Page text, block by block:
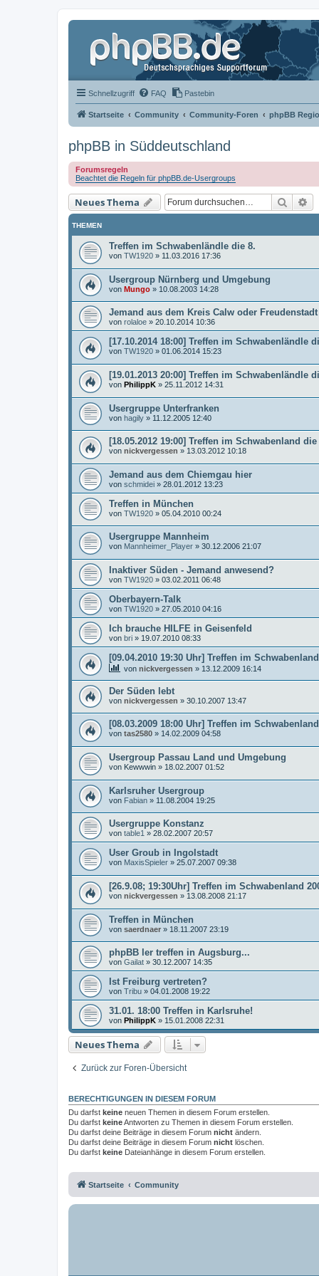
Schnellzugriff FAQ Pastebin
Startseite Community Community-Foren phpBB
phpBB in Süddeutschland
Forumsregeln
Beachtet die Regeln für phpBB.de-Usergroups
Neues Thema Suche
THEMEN
Treffen im Schwabenländle die 8.
von TW1920 » 11.03.2016 17:36
Usergroup Nürnberg und Umgebung
von Mungo » 10.08.2003 14:28
Jemand aus dem Kreis Calw oder
von rolaloe » 20.10.2014 10:36
[17.10.2014 18:00] Treffen im Schwabenländle
von TW1920 » 01.06.2014 15:23
[19.01.2013 20:00] Treffen im Schwabenländle
von PhilippK » 25.11.2012 14:31
Usergruppe Unterfranken
von hagily » 11.12.2005 12:40
[18.05.2012 19:00] Treffen im Schwabenland die
von nickvergessen » 13.03.2012 10:18
Jemand aus dem Chiemgau hier
von schmidei » 28.01.2012 13:23
Treffen in München
von TW1920 » 05.04.2010 00:24
Usergruppe Mannheim
von Mannheimer_Player » 30.12.2006 21:07
Inaktiver Süden - Jemand anwesend?
von TW1920 » 03.02.2011 06:48
Oberbayern-Talk
von TW1920 » 27.05.2010 04:16
Ich brauche HILFE in Geisenfeld
von bri » 19.07.2010 08:33
[09.04.2010 19:30 Uhr] Treffen im
von nickvergessen » 13.12.2009 16:14
Der Süden lebt
von nickvergessen » 30.10.2007 13:47
[08.03.2009 18:00 Uhr] Treffen im
von tas2580 » 14.02.2009 04:58
Usergroup Passau Land und Umgebung
von Kewwwin » 18.02.2007 01:52
Karlsruher Usergroup
von Fabian » 11.08.2004 19:25
Usergruppe Konstanz
von table1 » 28.02.2007 20:57
User Groub in Ingolstadt
von MaxisSpieler » 25.07.2007 09:38
[26.9.08; 19:30Uhr] Treffen im Schwabenland
von nickvergessen » 13.08.2008 21:17
Treffen in München
von saerdnaer » 18.11.2007 23:19
phpBB ler treffen in Augsburg...
von Gailat » 30.12.2007 14:35
Ist Freiburg vertreten?
von Tribu » 04.01.2008 19:22
31.01. 18:00 Treffen in Karlsruhe!
von PhilippK » 15.01.2008 22:31
Neues Thema
Zurück zur Foren-Übersicht
BERECHTIGUNGEN IN DIESEM FORUM
Du darfst keine neuen Themen in diesem Forum erstellen.
Du darfst keineAntworten zu Themen in diesem Forum erstellen.
Du darfst deine Beiträge in diesem Forum nicht ändern.
Du darfst deine Beiträge in diesem Forum nicht löschen.
Du darfst keine Dateianhänge in diesem Forum erstellen.
Startseite Community